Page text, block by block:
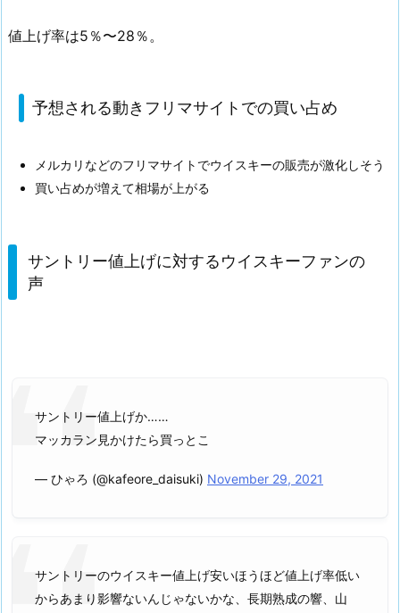
値上げ率は5％〜28％。
予想される動きフリマサイトでの買い占め
メルカリなどのフリマサイトでウイスキーの販売が激化しそう
買い占めが増えて相場が上がる
サントリー値上げに対するウイスキーファンの
声
サントリー値上げか……
マッカラン見かけたら買っとこ
— ひゃろ (@kafeore_daisuki) November 29, 2021
サントリーのウイスキー値上げ安いほうほど値上げ率低い
からあまり影響ないんじゃないかな、長期熟成の響、山